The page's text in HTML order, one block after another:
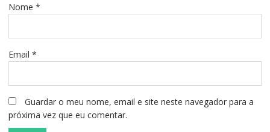
Nome *
Email *
Guardar o meu nome, email e site neste navegador para a
próxima vez que eu comentar.